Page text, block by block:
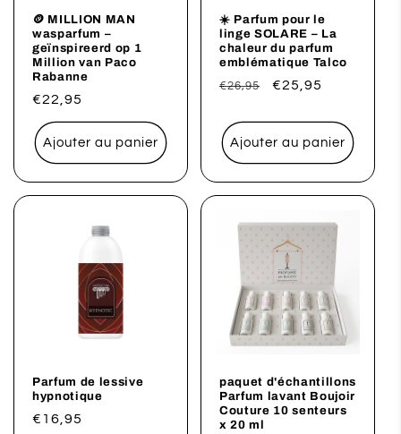
🪙 MILLION MAN
wasparfum –
geïnspireerd op 1
Million van Paco
Rabanne
Prix
habituel
€22,95
Ajouter au panier
☀️ Parfum pour le
linge SOLARE – La
chaleur du parfum
emblématique Talco
Prix
€26,95
Prix
€25,95
Ajouter au panier
Parfum de lessive
hypnotique
Prix
€16,95
paquet d'échantillons
Parfum lavant Boujoir
Couture 10 senteurs
x 20 ml